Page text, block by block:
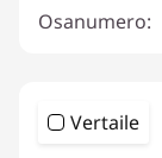
Osanumero:
Vertaile